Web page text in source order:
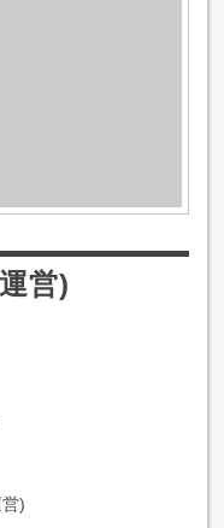
営)
)